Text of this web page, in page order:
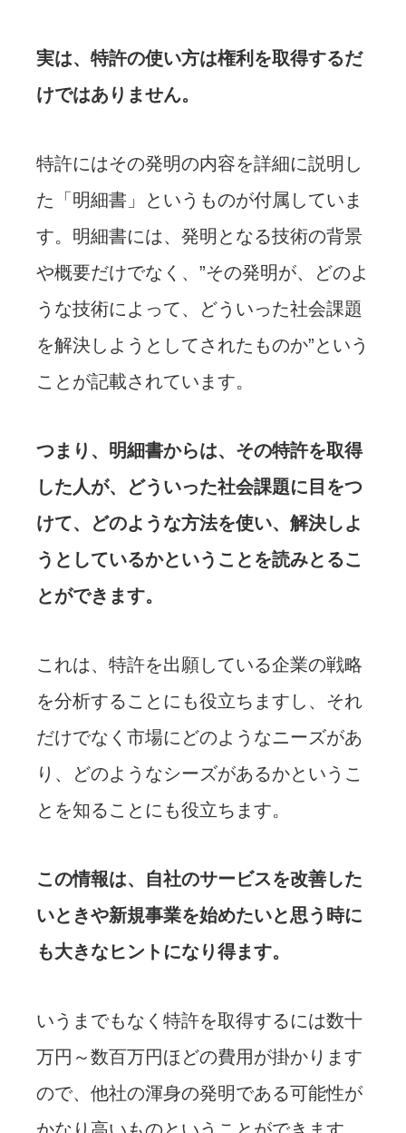
実は、特許の使い方は権利を取得するだ
けではありません。
特許にはその発明の内容を詳細に説明し
た「明細書」というものが付属していま
す。明細書には、発明となる技術の背景
や概要だけでなく、”その発明が、どのよ
うな技術によって、どういった社会課題
を解決しようとしてされたものか”という
ことが記載されています。
つまり、明細書からは、その特許を取得
した人が、どういった社会課題に目をつ
けて、どのような方法を使い、解決しよ
うとしているかということを読みとるこ
とができます。
これは、特許を出願している企業の戦略
を分析することにも役立ちますし、それ
だけでなく市場にどのようなニーズがあ
り、どのようなシーズがあるかというこ
とを知ることにも役立ちます。
この情報は、自社のサービスを改善した
いときや新規事業を始めたいと思う時に
も大きなヒントになり得ます。
いうまでもなく特許を取得するには数十
万円～数百万円ほどの費用が掛かります
ので、他社の渾身の発明である可能性が
かなり高いものということができます。